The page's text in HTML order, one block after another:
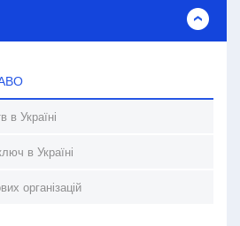
в Україні
в Україні
організацій